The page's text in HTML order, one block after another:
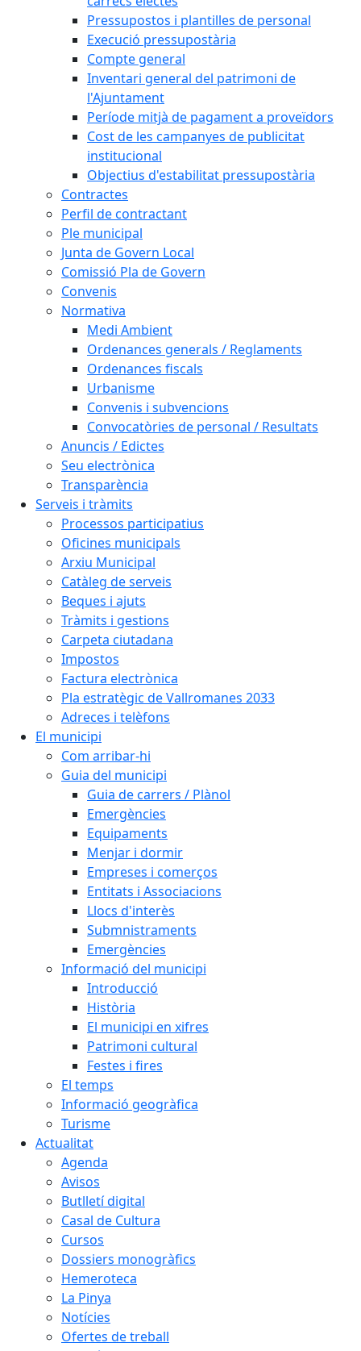
Pressupostos i plantilles de personal
Execució pressupostària
Compte general
Inventari general del patrimoni de
l'Ajuntament
Període mitjà de pagament a proveïdors
Cost de les campanyes de publicitat
institucional
Objectius d'estabilitat pressupostària
Contractes
Perfil de contractant
Ple municipal
Junta de Govern Local
Comissió Pla de Govern
Convenis
Normativa
Medi Ambient
Ordenances generals / Reglaments
Ordenances fiscals
Urbanisme
Convenis i subvencions
Convocatòries de personal / Resultats
Anuncis / Edictes
Seu electrònica
Transparència
Serveis i tràmits
Processos participatius
Oficines municipals
Arxiu Municipal
Catàleg de serveis
Beques i ajuts
Tràmits i gestions
Carpeta ciutadana
Impostos
Factura electrònica
Pla estratègic de Vallromanes 2033
Adreces i telèfons
El municipi
Com arribar-hi
Guia del municipi
Guia de carrers / Plànol
Emergències
Equipaments
Menjar i dormir
Empreses i comerços
Entitats i Associacions
Llocs d'interès
Submnistraments
Emergències
Informació del municipi
Introducció
Història
El municipi en xifres
Patrimoni cultural
Festes i fires
El temps
Informació geogràfica
Turisme
Actualitat
Agenda
Avisos
Butlletí digital
Casal de Cultura
Cursos
Dossiers monogràfics
Hemeroteca
La Pinya
Notícies
Ofertes de treball